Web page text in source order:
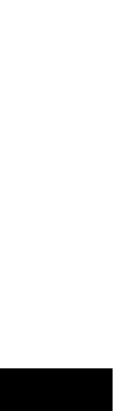
д. 95